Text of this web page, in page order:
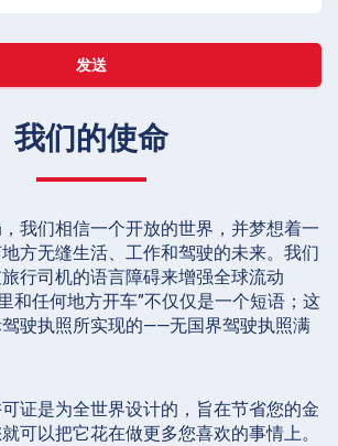
发送
我们的使命
我们相信一个开放的世界，并梦想着一
方无缝生活、工作和驾驶的未来。我们
行司机的语言障碍来增强全球流动
和任何地方开车”不仅仅是一个短语；这
驶执照所实现的——无国界驾驶执照满
证是为全世界设计的，旨在节省您的金
可以把它花在做更多您喜欢的事情上。